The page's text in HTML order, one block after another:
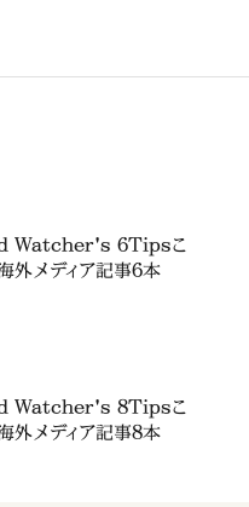
Watcher's 6Tipsこ
外メディア記事6本
Watcher's 8Tipsこ
外メディア記事8本